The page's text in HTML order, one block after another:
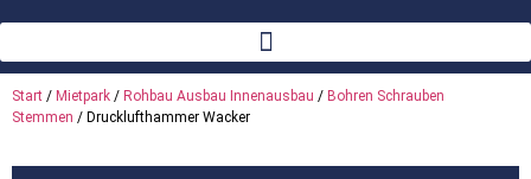
Start / Mietpark / Rohbau Ausbau Innenausbau / Bohren Schrauben
Stemmen / Drucklufthammer Wacker